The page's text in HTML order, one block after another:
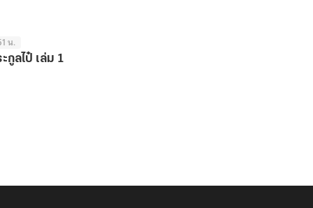
น.
กูลไป๋ เล่ม 1